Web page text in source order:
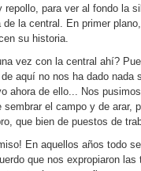
para ver al fondo la
la central. En primer
su historia.
vez con la central ahí?
aquí no nos ha dado
ahora de ello... Nos
sembrar el campo y de arar,
que bien de puestos de
En aquellos años todo
que nos expropiaron